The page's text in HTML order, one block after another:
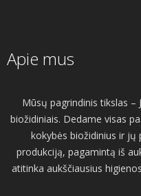
Apie mus
Mūsų pagrindinis tikslas –
biožidiniais. Dedame visas
kokybės biožidinius ir jų
produkciją, pagamintą iš
atitinka aukščiausius